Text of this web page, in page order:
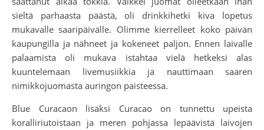
sieltä parhaasta päästä, oli drinkkihetki kiva lopetus
mukavalle saaripäivälle. Olimme kierrelleet koko päivän
kaupungilla ja nähneet ja kokeneet paljon. Ennen laivalle
palaamista oli mukava istahtaa vielä hetkeksi alas
kuuntelemaan livemusiikkia ja nauttimaan saaren
nimikkojuomasta auringon paisteessa.
Blue Curacaon lisäksi Curacao on tunnettu upeista
koralliriutoistaan ja meren pohjassa lepäävistä laivojen